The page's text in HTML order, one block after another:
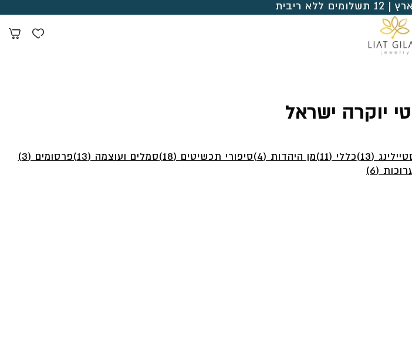
ריבית
יוקרה ישראל
(13) כללי (11) מן היהדות (4) סיפורי תכשיטים (18) סמלים ועוצמה (13)
פרסומים (3)
(6)